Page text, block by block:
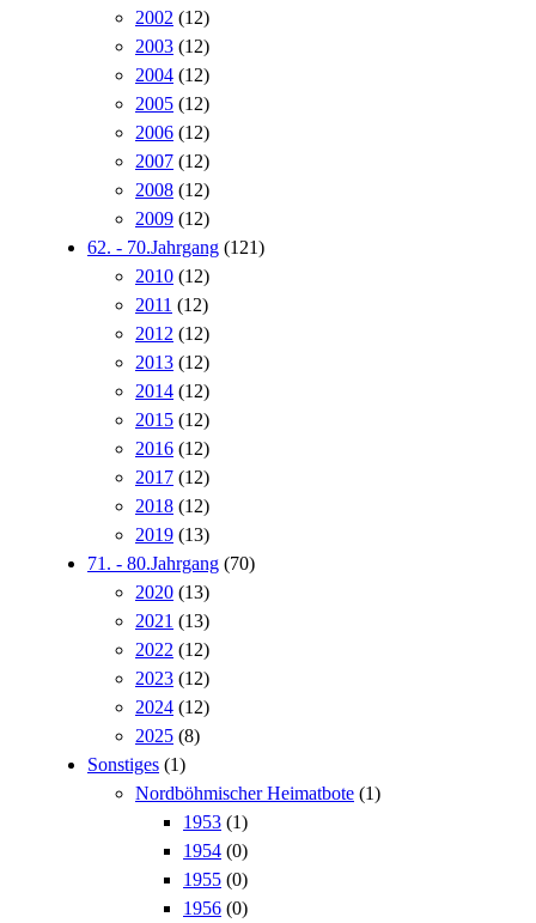
2002 (12)
2003 (12)
2004 (12)
2005 (12)
2006 (12)
2007 (12)
2008 (12)
2009 (12)
62. - 70.Jahrgang (121)
2010 (12)
2011 (12)
2012 (12)
2013 (12)
2014 (12)
2015 (12)
2016 (12)
2017 (12)
2018 (12)
2019 (13)
71. - 80.Jahrgang (70)
2020 (13)
2021 (13)
2022 (12)
2023 (12)
2024 (12)
2025 (8)
Sonstiges (1)
Nordböhmischer Heimatbote (1)
1953 (1)
1954 (0)
1955 (0)
1956 (0)